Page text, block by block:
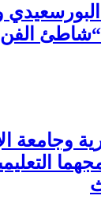
وجامعة